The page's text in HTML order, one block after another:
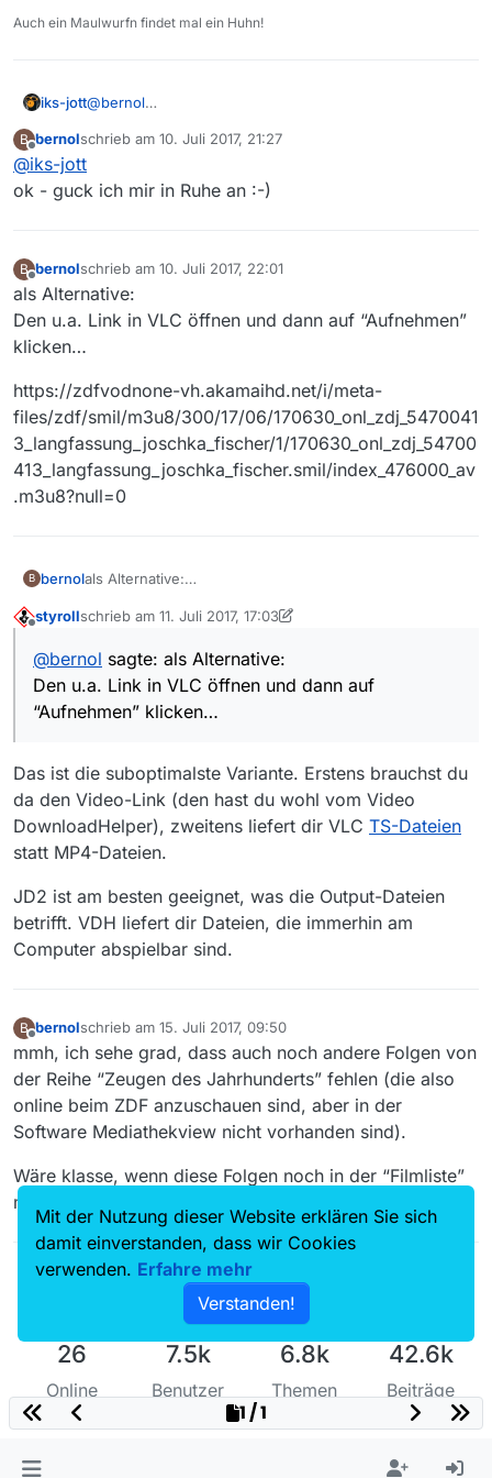
dieser dann nicht aufgelöst, sondern lesbar ist:
gespraech-mit-joschka-fischer-100.html”
Ich weiss leider auch nicht, wie ich den o.g.
Auch ein Maulwurfn findet mal ein Huhn!
iks-jott@bernol
B
Offline
bernolschrieb am 10. Juli 2017, 21:27
zuletzt editiert von
@iks-jott
ok - guck ich mir in Ruhe an :-)
B
Offline
bernolschrieb am 10. Juli 2017, 22:01
zuletzt editiert von
als Alternative:
Den u.a. Link in VLC öffnen und dann auf “Aufnehmen”
klicken…
https://zdfvodnone-vh.akamaihd.net/i/meta-
files/zdf/smil/m3u8/300/17/06/170630_onl_zdj_5470041
3_langfassung_joschka_fischer/1/170630_onl_zdj_54700
413_langfassung_joschka_fischer.smil/index_476000_av
.m3u8?null=0
B bernolals Alternative:
klicken…
https://zdfvodnone-vh.akamaihd.net/i/meta-
_langfassung_joschka_fischer/1/170630_onl_zdj_5470041
3_langfassung_joschka_fischer.smil/index_476000_av.m
3u8?null=0
Offline
styrollschrieb am 11. Juli 2017, 17:03
zuletzt editiert von styroll 7. Nov. 2017, 19:05
@bernol sagte: als Alternative:
Den u.a. Link in VLC öffnen und dann auf
“Aufnehmen” klicken…
Das ist die suboptimalste Variante. Erstens brauchst du
da den Video-Link (den hast du wohl vom Video
DownloadHelper), zweitens liefert dir VLC TS-Dateien
statt MP4-Dateien.
JD2 ist am besten geeignet, was die Output-Dateien
betrifft. VDH liefert dir Dateien, die immerhin am
Computer abspielbar sind.
B
Offline
bernolschrieb am 15. Juli 2017, 09:50
zuletzt editiert von
mmh, ich sehe grad, dass auch noch andere Folgen von
der Reihe “Zeugen des Jahrhunderts” fehlen (die also
online beim ZDF anzuschauen sind, aber in der
Software Mediathekview nicht vorhanden sind).
Wäre klasse, wenn diese Folgen noch in der “Filmliste”
mit aufgenommen werden könnten :-)
26
Online
7.5k
Benutzer
6.8k
Themen
42.6k
Beiträge
1 / 1
Mit der Nutzung dieser Website erklären Sie sich
damit einverstanden, dass wir Cookies
verwenden. Erfahre mehr
Verstanden!